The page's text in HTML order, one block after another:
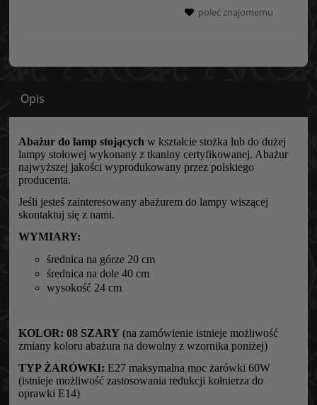
poleć znajomemu
Opis
Abażur do lamp stojących w kształcie stożka lub do dużej
lampy stołowej wykonany z tkaniny certyfikowanej. Abażur
najwyższej jakości wyprodukowany przez polskiego
producenta.
Jeśli jesteś zainteresowany abażurem do lampy wiszącej
skontaktuj się z nami.
WYMIARY:
średnica na górze 20 cm
średnica na dole 40 cm
wysokość 24 cm
KOLOR: 08 SZARY (na zamówienie istnieje możliwość
zmiany koloru abażura na dowolny z wzornika poniżej)
TYP ŻARÓWKI: E27 maksymalna moc żarówki 60W
(istnieje możliwość zastosowania redukcji kołnierza do
oprawki E14)